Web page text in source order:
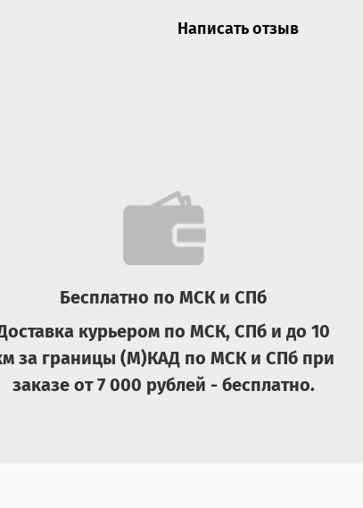
Написать отзыв
Бесплатно по МСК и СПб
курьером по МСК, СПб и до 10
за границы (М)КАД по МСК и СПб при
заказе от 7 000 рублей - бесплатно.